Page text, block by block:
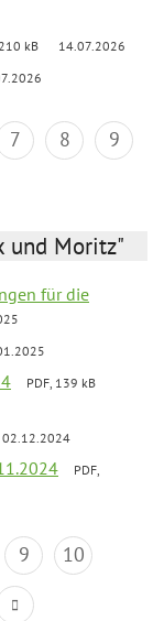
kB 14.07.2026
7 8
9
und Moritz"
für die
PDF, 139 kB
02.12.2024
PDF,
9
10